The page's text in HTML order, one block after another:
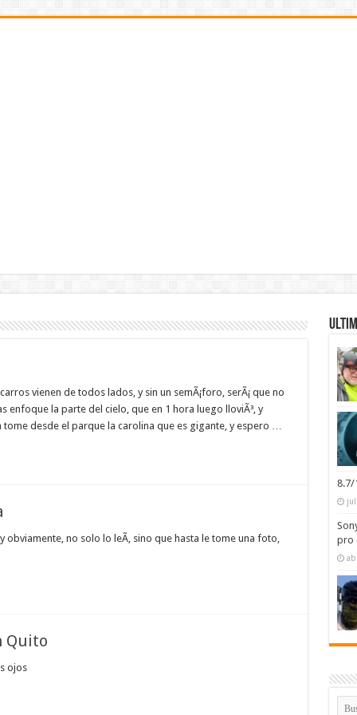
vienen de todos lados, y sin un semÃ¡foro, serÃ¡ que no
enfoque la parte del cielo, que en 1 hora luego lloviÃ³, y
desde el parque la carolina que es gigante, y espero …
obviamente, no solo lo leÃ­, sino que hasta le tome una foto,
Quito
ojos
8.7/
pro